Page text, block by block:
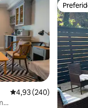
4,93 de uma avaliação
4,93 (240)